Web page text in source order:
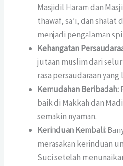
Masjidil Haram dan
thawaf, sa’i, dan shalat
menjadi pengalaman
Kehangatan
jutaan muslim dari
rasa persaudaraan yang
Kemudahan Beribadah:
baik di Makkah dan
semakin nyaman.
Kerinduan Kembali:
merasakan kerinduan
Suci setelah